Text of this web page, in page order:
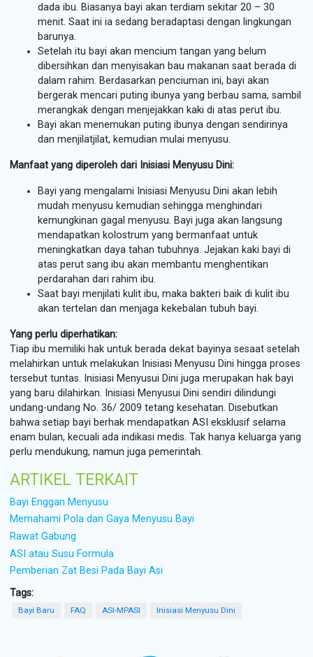
dada ibu. Biasanya bayi akan terdiam sekitar 20 – 30
menit. Saat ini ia sedang beradaptasi dengan lingkungan
barunya.
Setelah itu bayi akan mencium tangan yang belum
dibersihkan dan menyisakan bau makanan saat berada di
dalam rahim. Berdasarkan penciuman ini, bayi akan
bergerak mencari puting ibunya yang berbau sama, sambil
merangkak dengan menjejakkan kaki di atas perut ibu.
Bayi akan menemukan puting ibunya dengan sendirinya
dan menjilatjilat, kemudian mulai menyusu.
Manfaat yang diperoleh dari Inisiasi Menyusu Dini:
Bayi yang mengalami Inisiasi Menyusu Dini akan lebih
mudah menyusu kemudian sehingga menghindari
kemungkinan gagal menyusu. Bayi juga akan langsung
mendapatkan kolostrum yang bermanfaat untuk
meningkatkan daya tahan tubuhnya. Jejakan kaki bayi di
atas perut sang ibu akan membantu menghentikan
perdarahan dari rahim ibu.
Saat bayi menjilati kulit ibu, maka bakteri baik di kulit ibu
akan tertelan dan menjaga kekebalan tubuh bayi.
Yang perlu diperhatikan:
Tiap ibu memiliki hak untuk berada dekat bayinya sesaat setelah
melahirkan untuk melakukan Inisiasi Menyusu Dini hingga proses
tersebut tuntas. Inisiasi Menyusui Dini juga merupakan hak bayi
yang baru dilahirkan. Inisiasi Menyusui Dini sendiri dilindungi
undang-undang No. 36/ 2009 tetang kesehatan. Disebutkan
bahwa setiap bayi berhak mendapatkan ASI eksklusif selama
enam bulan, kecuali ada indikasi medis. Tak hanya keluarga yang
perlu mendukung, namun juga pemerintah.
ARTIKEL TERKAIT
Bayi Enggan Menyusu
Memahami Pola dan Gaya Menyusu Bayi
Rawat Gabung
ASI atau Susu Formula
Pemberian Zat Besi Pada Bayi Asi
Tags:
Bayi Baru FAQ ASI-MPASI Inisiasi Menyusu Dini